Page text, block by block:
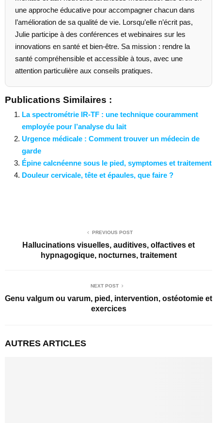
une approche éducative pour accompagner chacun dans
l’amélioration de sa qualité de vie. Lorsqu’elle n’écrit pas,
Julie participe à des conférences et webinaires sur les
innovations en santé et bien-être. Sa mission : rendre la
santé compréhensible et accessible à tous, avec une
attention particulière aux conseils pratiques.
Publications Similaires :
La spectrométrie IR-TF : une technique couramment
employée pour l’analyse du lait
Urgence médicale : Comment trouver un médecin de
garde
Épine calcnéenne sous le pied, symptomes et traitement
Douleur cervicale, tête et épaules, que faire ?
PREVIOUS POST
Hallucinations visuelles, auditives, olfactives et
hypnagogique, nocturnes, traitement
NEXT POST
Genu valgum ou varum, pied, intervention, ostéotomie et
exercices
AUTRES ARTICLES